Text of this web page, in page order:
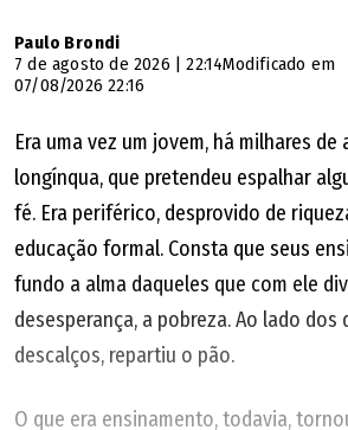
Paulo Brondi
7 de agosto de 2026 | 22:14Modificado em
07/08/2026 22:16
Era uma vez um jovem, há milhares
longínqua, que pretendeu espalhar
fé. Era periférico, desprovido de
educação formal. Consta que seus
fundo a alma daqueles que com ele
desesperança, a pobreza. Ao lado dos
descalços, repartiu o pão.
O que era ensinamento, todavia,